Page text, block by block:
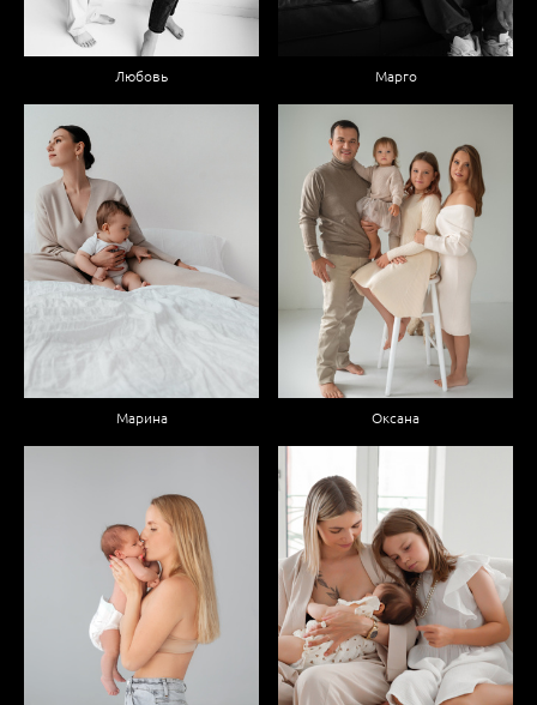
Любовь Марго
Марина Оксана